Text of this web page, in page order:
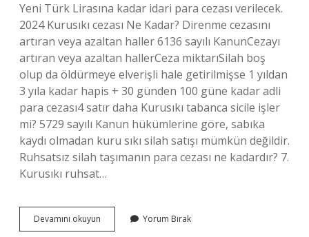
Yeni Türk Lirasına kadar idari para cezası verilecek.
2024 Kurusıkı cezası Ne Kadar? Direnme cezasını
artıran veya azaltan haller 6136 sayılı KanunCezayı
artıran veya azaltan hallerCeza miktarıSilah boş
olup da öldürmeye elverişli hale getirilmişse 1 yıldan
3 yıla kadar hapis + 30 günden 100 güne kadar adli
para cezası4 satır daha Kurusıkı tabanca sicile işler
mi? 5729 sayılı Kanun hükümlerine göre, sabıka
kaydı olmadan kuru sıkı silah satışı mümkün değildir.
Ruhsatsız silah taşımanın para cezası ne kadardır? 7.
Kurusıkı ruhsat…
Devamını okuyun Ruhsatsız
Kurusıkı
Yorum Bırak